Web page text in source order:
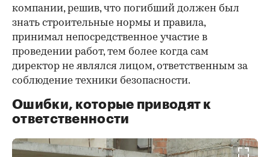
компании, решив, что погибший должен был
знать строительные нормы и правила,
принимал непосредственное участие в
проведении работ, тем более когда сам
директор не являлся лицом, ответственным за
соблюдение техники безопасности.
Ошибки, которые приводят к
ответственности